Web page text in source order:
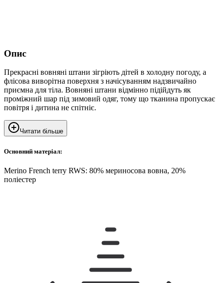
Опис
Прекрасні вовняні штани зігріють дітей в холодну погоду, а
флісова виворітна поверхня з начісуванням надзвичайно
приємна для тіла. Вовняні штани відмінно підійдуть як
проміжний шар під зимовий одяг, тому що тканина пропускає
повітря і дитина не спітніє.
Читати більше
Основний матеріал:
Merino French terry RWS: 80% мериносова вовна, 20%
поліестер